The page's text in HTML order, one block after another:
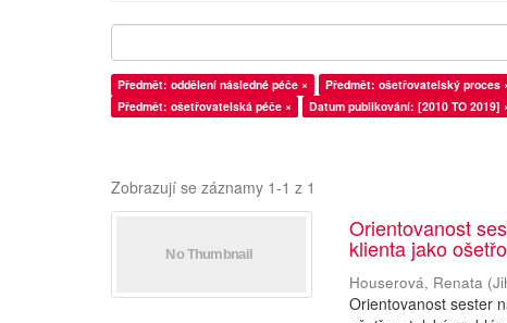
Předmět: oddělení následné péče × Předmět: ošetřovatelský proces
Předmět: ošetřovatelská péče ×
Datum publikování: [2010 TO 2019]
Zobrazují se záznamy 1-1 z 1
Orientovanost
klienta jako
Houserová, Renata (
Orientovanost sester